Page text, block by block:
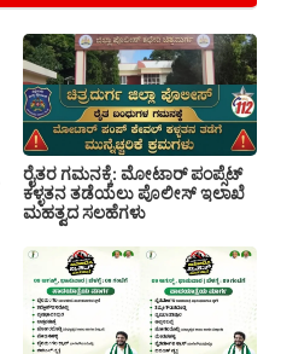
ರೈತರ ಗಮನಕ್ಕೆ: ಮೋಟಾರ್ ಪಂಪ್ಸೆಟ್
ಕಳ್ಳತನ ತಡೆಯಲು ಪೊಲೀಸ್ ಇಲಾಖೆ
ಮಹತ್ವದ ಸಲಹೆಗಳು